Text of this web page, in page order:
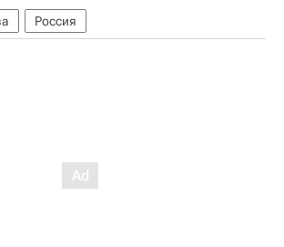
Россия